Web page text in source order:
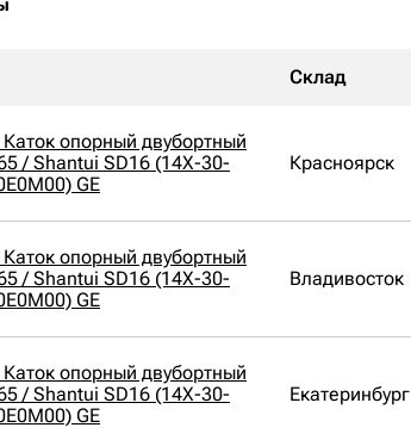
Склад
опорный двубортный
/ Shantui SD16 (14X-30-
GE
Красноярск
опорный двубортный
/ Shantui SD16 (14X-30-
GE
Владивосток
опорный двубортный
/ Shantui SD16 (14X-30-
GE
Екатеринбург